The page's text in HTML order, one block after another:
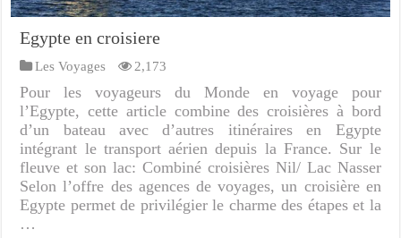
Egypte en croisiere
Les Voyages 2,173
Pour les voyageurs du Monde en voyage pour
l’Egypte, cette article combine des croisières à bord
d’un bateau avec d’autres itinéraires en Egypte
intégrant le transport aérien depuis la France. Sur le
fleuve et son lac: Combiné croisières Nil/ Lac Nasser
Selon l’offre des agences de voyages, un croisière en
Egypte permet de privilégier le charme des étapes et la
…